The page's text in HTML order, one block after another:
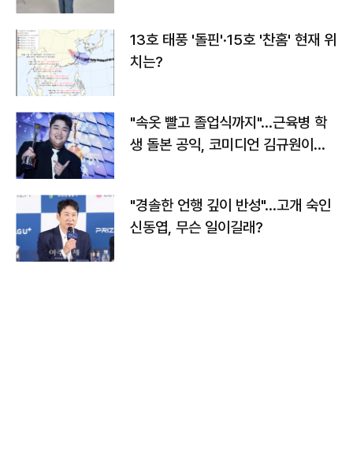
13호 태풍 '돌핀'·15호 '찬홈' 현재 위
치는?
"속옷 빨고 졸업식까지"…근육병 학
생 돌본 공익, 코미디언 김규원이었
"경솔한 언행 깊이 반성"…고개 숙인
신동엽, 무슨 일이길래?